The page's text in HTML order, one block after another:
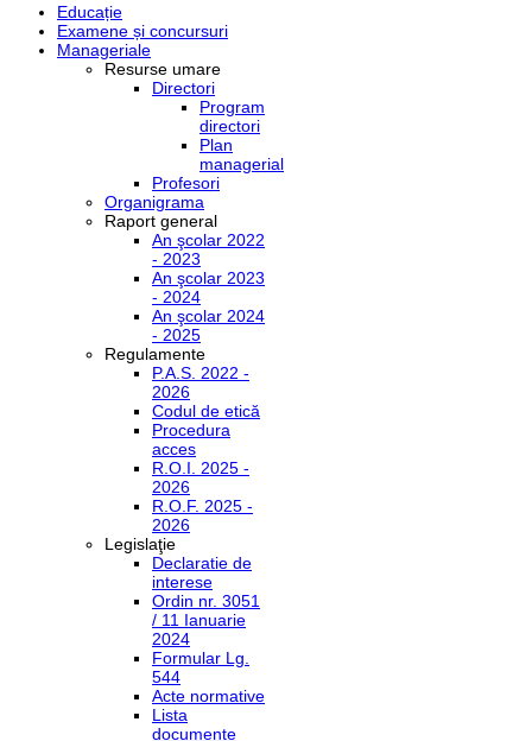
Educație
Examene și concursuri
Manageriale
Resurse umare
Directori
Program
directori
Plan
managerial
Profesori
Organigrama
Raport general
An şcolar 2022
- 2023
An şcolar 2023
- 2024
An şcolar 2024
- 2025
Regulamente
P.A.S. 2022 -
2026
Codul de etică
Procedura
acces
R.O.I. 2025 -
2026
R.O.F. 2025 -
2026
Legislaţie
Declaratie de
interese
Ordin nr. 3051
/ 11 Ianuarie
2024
Formular Lg.
544
Acte normative
Lista
documente